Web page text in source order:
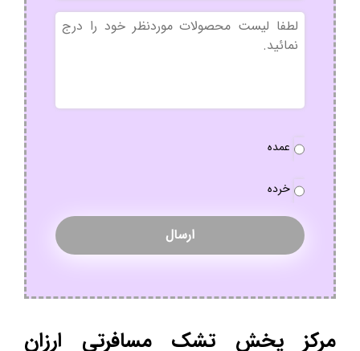
بدون
عنوان
نوع
عمده
خرده
مرکز پخش تشک مسافرتی ارزان